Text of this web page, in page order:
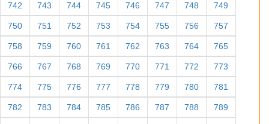
742 743 744 745 746 747 748 749
750 751 752 753 754 755 756 757
758 759 760 761 762 763 764 765
766 767 768 769 770 771 772 773
774 775 776 777 778 779 780 781
782 783 784 785 786 787 788 789